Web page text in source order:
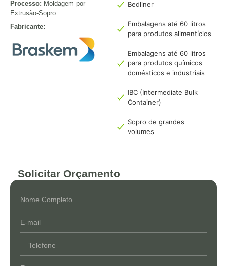
Processo: Moldagem por
Extrusão-Sopro
Fabricante:
Bedliner
Embalagens até 60 litros
para produtos alimentícios
Embalagens até 60 litros
para produtos químicos
domésticos e industriais
IBC (Intermediate Bulk
Container)
Sopro de grandes
volumes
Solicitar Orçamento